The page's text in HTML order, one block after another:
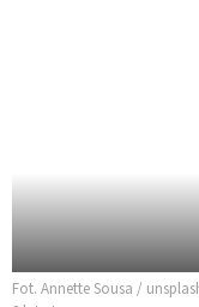
Fot. Annette Sousa /